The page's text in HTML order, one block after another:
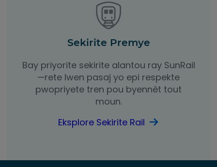
Sekirite Premye
Bay priyorite sekirite alantou ray SunRail
—rete lwen pasaj yo epi respekte
pwopriyete tren pou byennèt tout
moun.
Eksplore Sekirite Rail